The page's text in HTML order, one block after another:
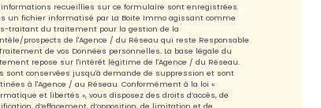
informations recueillies sur ce formulaire sont enregistrées
un fichier informatisé par La Boite Immo agissant comme
traitant du traitement pour la gestion de la
prospects de l'Agence / du Réseau qui reste Responsable
de vos Données personnelles. La base légale du
repose sur l'intérêt légitime de l'Agence / du Réseau.
sont conservées jusqu'à demande de suppression et sont
à l'Agence / au Réseau. Conformément à la loi «
et libertés », vous disposez des droits d’accès, de
d’effacement, d’opposition, de limitation et de